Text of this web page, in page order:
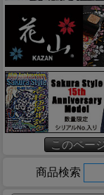
このペー
商品検索